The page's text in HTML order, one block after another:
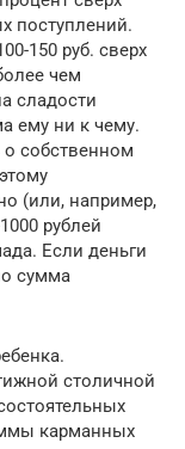
поступлений.
150 руб. сверх
чем
сладости
ему ни к чему.
собственном
(или, например,
рублей
Если деньги
сумма
столичной
карманных